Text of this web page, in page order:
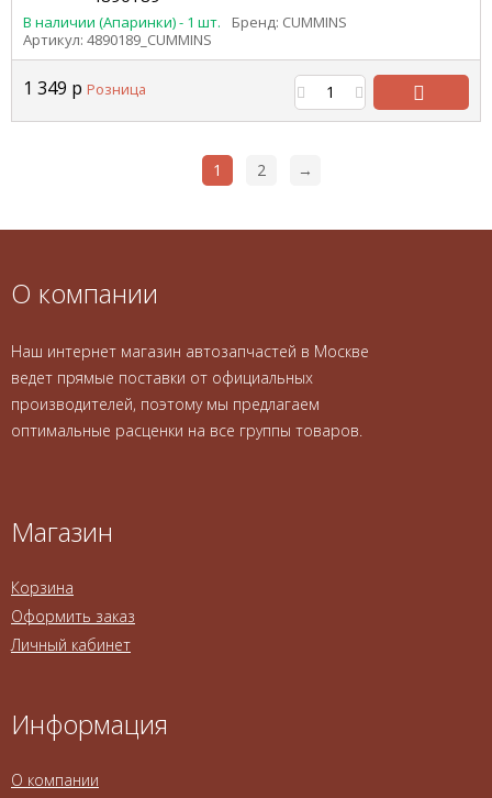
В наличии (Апаринки) - 1 шт.
Бренд: CUMMINS
Артикул: 4890189_CUMMINS
1 349 р Розница
В
1 2 →
О компании
Наш интернет магазин автозапчастей в Москве
ведет прямые поставки от официальных
производителей, поэтому мы предлагаем
оптимальные расценки на все группы товаров.
Магазин
Корзина
Оформить заказ
Личный кабинет
Информация
О компании